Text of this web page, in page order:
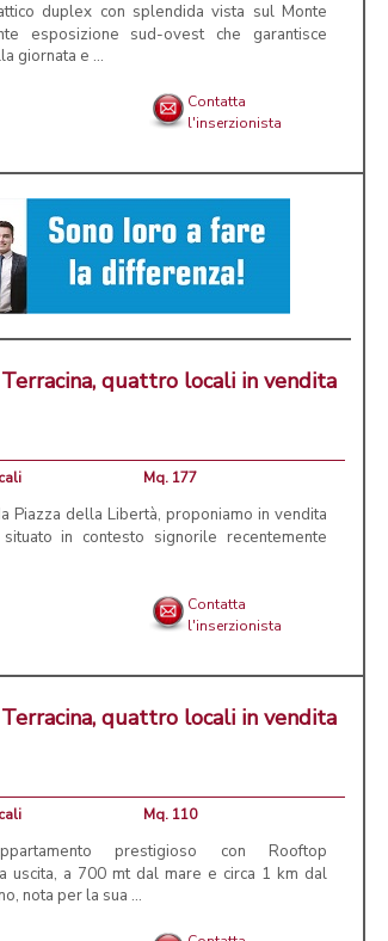
duplex con splendida vista sul Monte
esposizione sud-ovest che garantisce
giornata e ...
Contatta
l'inserzionista
quattro locali in vendita
Mq. 177
Piazza della Libertà, proponiamo in vendita
in contesto signorile recentemente
Contatta
l'inserzionista
quattro locali in vendita
Mq. 110
prestigioso con Rooftop
uscita, a 700 mt dal mare e circa 1 km dal
nota per la sua ...